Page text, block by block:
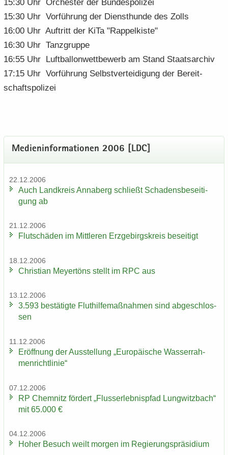
15:30 Uhr Or­ches­ter der Bun­des­po­li­zei
15:30 Uhr Vor­füh­rung der Dienst­hun­de des Zolls
16:00 Uhr Auf­tritt der KiTa "Rap­pel­kis­te"
16:30 Uhr Tanz­grup­pe
16:55 Uhr Luft­bal­lon­wett­be­werb am Stand Staats­ar­chiv
17:15 Uhr Vor­füh­rung Selbst­ver­tei­di­gung der Be­reit­
schafts­po­li­zei
Me­di­en­in­for­ma­tio­nen 2006 [LDC]
22.12.2006
Auch Land­kreis An­na­berg schließt Scha­dens­be­sei­ti­
gung ab
21.12.2006
Flut­schä­den im Mitt­le­ren Erz­ge­birgs­kreis be­sei­tigt
18.12.2006
Chris­ti­an Mey­er­töns stellt im RPC aus
13.12.2006
3.593 be­stä­tig­te Flut­hil­fe­maß­nah­men sind ab­ge­schlos­
sen
11.12.2006
Er­öff­nung der Aus­stel­lung „Eu­ro­päi­sche Was­ser­rah­
men­richt­li­nie“
07.12.2006
RP Chem­nitz för­dert „Fluss­erleb­nis­pfad Lung­witz­bach“
mit 65.000 €
04.12.2006
Hoher Be­such weilt mor­gen im Re­gie­rungs­prä­si­di­um